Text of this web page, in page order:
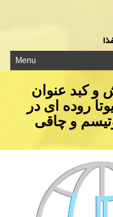
Menu
كبد عنوان
روده ای در
و چاقی